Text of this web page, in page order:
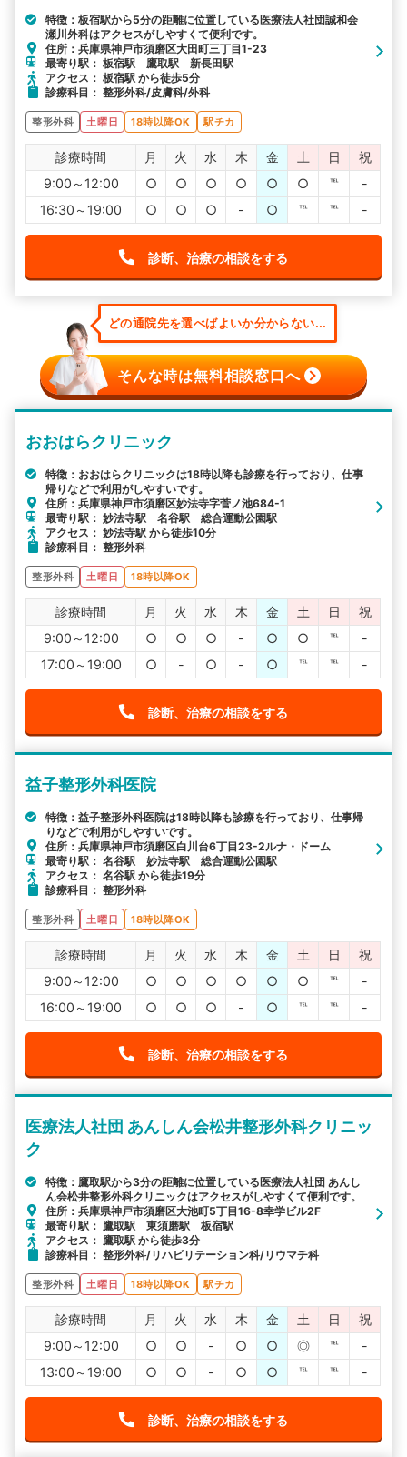
特徴：板宿駅から5分の距離に位置している医療法人社団誠和会
瀬川外科はアクセスがしやすくて便利です。
住所：兵庫県神戸市須磨区大田町三丁目1-23
最寄り駅： 板宿駅 鷹取駅 新長田駅
アクセス： 板宿駅 から徒歩5分
診療科目： 整形外科/皮膚科/外科
整形外科 土曜日 18時以降OK 駅チカ
診療時間 月 火 水 木 金 土 日
祝
9:00～12:00
○ ○ ○ ○ ○ ○ ℡
-
16:30～19:00
○ ○ ○ - ○ ℡ ℡ -
診断、治療の相談をする
どの通院先を選べばよいか分からない...
そんな時は無料相談窓口へ
おおはらクリニック
特徴：おおはらクリニックは18時以降も診療を行っており、仕事
帰りなどで利用がしやすいです。
住所：兵庫県神戸市須磨区妙法寺字菅ノ池684-1
最寄り駅： 妙法寺駅 名谷駅 総合運動公園駅
アクセス： 妙法寺駅 から徒歩10分
診療科目： 整形外科
整形外科 土曜日 18時以降OK
診療時間 月 火 水 木 金 土 日
祝
9:00～12:00
○ ○ ○ - ○ ○ ℡
-
17:00～19:00
○ - ○ - ○ ℡ ℡ -
診断、治療の相談をする
益子整形外科医院
特徴：益子整形外科医院は18時以降も診療を行っており、仕事帰
りなどで利用がしやすいです。
住所：兵庫県神戸市須磨区白川台6丁目23-2ルナ・ドーム
最寄り駅： 名谷駅 妙法寺駅 総合運動公園駅
アクセス： 名谷駅 から徒歩19分
診療科目： 整形外科
整形外科 土曜日 18時以降OK
診療時間 月 火 水 木 金 土 日
祝
9:00～12:00
○ ○ ○ ○ ○ ○ ℡
-
16:00～19:00
○ ○ ○ - ○ ℡ ℡ -
診断、治療の相談をする
医療法人社団 あんしん会松井整形外科クリニッ
ク
特徴：鷹取駅から3分の距離に位置している医療法人社団 あんし
ん会松井整形外科クリニックはアクセスがしやすくて便利です。
住所：兵庫県神戸市須磨区大池町5丁目16-8幸学ビル2F
最寄り駅： 鷹取駅 東須磨駅 板宿駅
アクセス： 鷹取駅 から徒歩3分
診療科目： 整形外科/リハビリテーション科/リウマチ科
整形外科 土曜日 18時以降OK 駅チカ
診療時間 月 火 水 木 金 土 日
祝
9:00～12:00
○ ○ - ○ ○ ◎ ℡
-
13:00～19:00
○ ○ - ○ ○ ℡ ℡ -
診断、治療の相談をする